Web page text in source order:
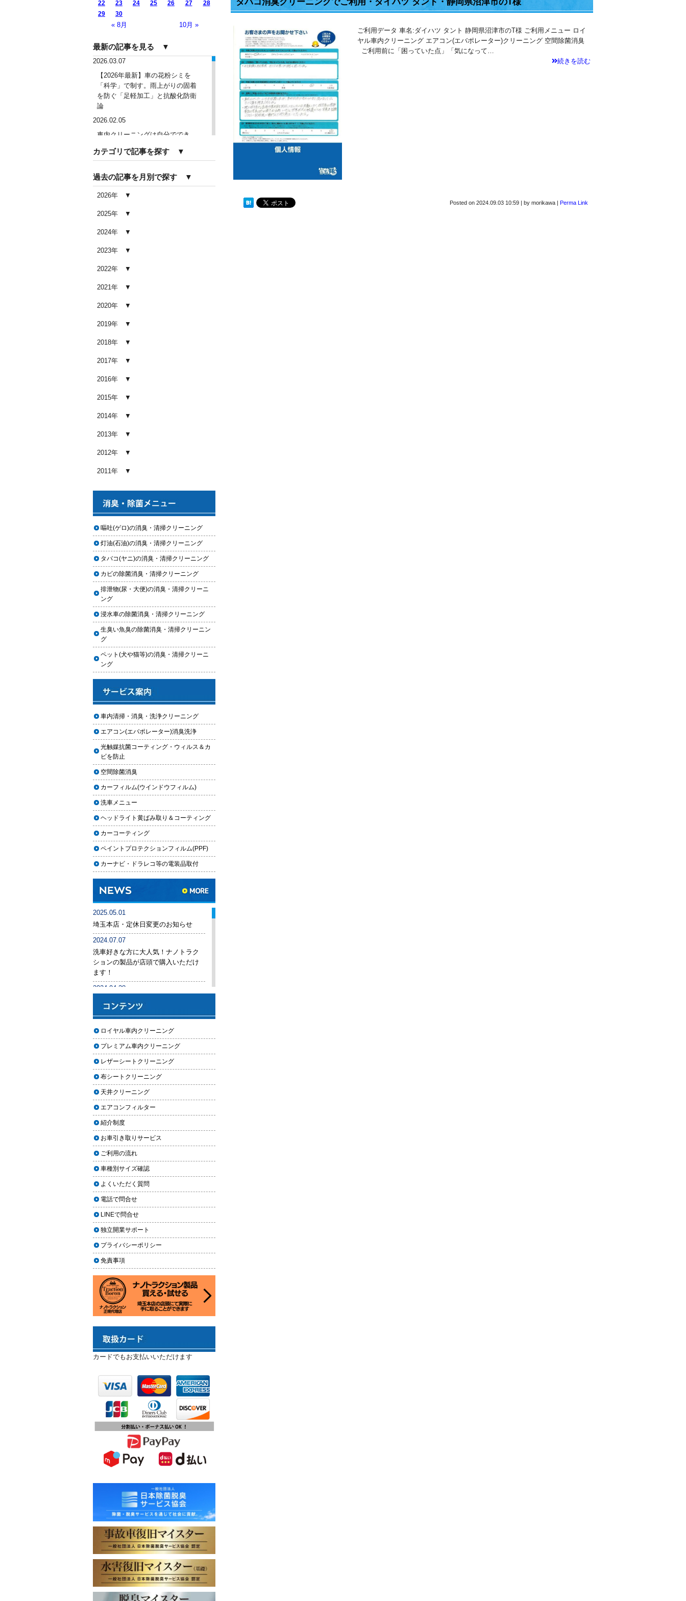
ご利用データ 車名:ダイハツ タント 静岡県沼津市のT様 ご利用メニュー ロイ
ヤル車内クリーニング エアコン(エバポレーター)クリーニング 空間除菌消臭
ご利用前に「困っていた点」「気になって…
続きを読む
Posted on 2024.09.03 10:59| by morikawa| Perma Link
« 8月 10月 »
22 23 24 25 26 27
28
29
30
最新の記事を見る ▼
2026.03.07
【2026年最新】車の花粉シミを
「科学」で制す。雨上がりの固着
を防ぐ「足軽加工」と抗酸化防衛
論
2026.02.05
車内クリーニングは自分ででき
界を徹底解説
車内クリーニングで失敗する人の
共通点｜やってはいけない5つの判
2026.02.03
車内クリーニング業者の選び方｜
つのポイント
2026.02.02
果を感じない人が見落としている3
つの原因
自分でできる？プロに頼むべき境
2026.01.05
【2026年版】車内の臭いが取れな
ビ別の正しい対処法
2026.01.04
どこまでやるべき？目的別おすす
め内容と費用目安
別に徹底比較
2026.01.02
ヘッドライト黄ばみ取りの料金相
場｜イエローハット・オートバッ
クス・専門店を徹底比較【2026年
版】
2026.01.01
【2026年版】イエローハットのカ
ーフィルム料金はいくら？施工内
容・相場・安くするコツ
2025.12.05
車のヘッドライト交換のタイミン
グと費用
2025.12.04
車のサスペンション交換の必要性
車のフロントガラス交換の料金相
場と作業手順
車のドアロック修理の料金と作業
手順
【2026年最新】車の花粉シミを
「科学」で制す。雨上がりの固着
を防ぐ「足軽加工」と抗酸化防衛
論
車内クリーニングは自分ででき
る？DIY清掃と業者依頼の違い・限
界を徹底解説
車内クリーニングで失敗する人の
共通点｜やってはいけない5つの判
断ミス
後悔しないために必ず確認すべき5
つのポイント
果を感じない人が見落としている3
つの原因
【2026年版】車内クリーニングは
自分でできる？プロに頼むべき境
界線と失敗例
い原因とは？タバコ・ペット・カ
ビ別の正しい対処法
【2026年版】車内クリーニングは
どこまでやるべき？目的別おすす
め内容と費用目安
【2026年版】車内クリーニングの
料金相場はいくら？内容別・業者
別に徹底比較
ヘッドライト黄ばみ取りの料金相
場｜イエローハット・オートバッ
クス・専門店を徹底比較【2026年
版】
【2026年版】イエローハットのカ
ーフィルム料金はいくら？施工内
容・相場・安くするコツ
車のヘッドライト交換のタイミン
グと費用
車のサスペンション交換の必要性
と費用
車のフロントガラス交換の料金相
場と作業手順
車のドアロック修理の料金と作業
カテゴリで記事を探す ▼
過去の記事を月別で探す ▼
2026年
2025年
2024年
2023年
2022年
2021年
2020年
2019年
2018年
2017年
2016年
2015年
2014年
2013年
2012年
2011年
嘔吐(ゲロ)の消臭・清掃クリーニング
灯油(石油)の消臭・清掃クリーニング
タバコ(ヤニ)の消臭・清掃クリーニング
カビの除菌消臭・清掃クリーニング
排泄物(尿・大便)の消臭・清掃クリーニ
ング
浸水車の除菌消臭・清掃クリーニング
生臭い魚臭の除菌消臭・清掃クリーニン
グ
ペット(犬や猫等)の消臭・清掃クリーニ
ング
車内清掃・消臭・洗浄クリーニング
エアコン(エバポレーター)消臭洗浄
光触媒抗菌コーティング・ウィルス＆カ
ビを防止
空間除菌消臭
カーフィルム(ウインドウフィルム)
洗車メニュー
ヘッドライト黄ばみ取り＆コーティング
カーコーティング
ペイントプロテクションフィルム(PPF)
カーナビ・ドラレコ等の電装品取付
2025.05.01
埼玉本店・定休日変更のお知らせ
2024.07.07
洗車好きな方に大人気！ナノトラク
ションの製品が店頭で購入いただけ
ます！
2024.04.28
リース
2024年ゴールデンウィーク期間中の
営業予定（埼玉本店・東京足立店・
秋田能代店）
2024.03.23
埼玉のFMラジオ・NACK5で取り上げ
ていただきました
2024.03.22
埼玉本店が東京方面からこれまで以
上に利用しやすく
2024.02.29
2024年3月14日・臨時休業のお知らせ
2023.12.21
年末年始の予定（2023年-2024年）
2023.11.26
年末に「車も大掃除」をしようキャ
ンペーン
2023.11.22
「＃埼玉」という埼玉県のお店や企
業を紹介するサイトで紹介されまし
た
2023.10.30
コーティングが無料で利用できるチ
ャンス！X（旧Twitter）キャンペーン
2023.10.21
秋田県の「能代ポータル」にて得洗
隊を紹介いただきました
第15回ふじみ野市産業まつりに出店
します
2023.10.09
チバテレビ「チバテレ稼ぐ力養成講
座・講座会員インタビュー」で弊社
代表 大屋のインタビューが紹介され
2023.09.27
2023年10月1日オープン！
ロイヤル車内クリーニング
プレミアム車内クリーニング
レザーシートクリーニング
布シートクリーニング
天井クリーニング
エアコンフィルター
紹介制度
お車引き取りサービス
ご利用の流れ
車種別サイズ確認
よくいただく質問
電話で問合せ
LINEで問合せ
独立開業サポート
プライバシーポリシー
免責事項
カードでもお支払いいただけます